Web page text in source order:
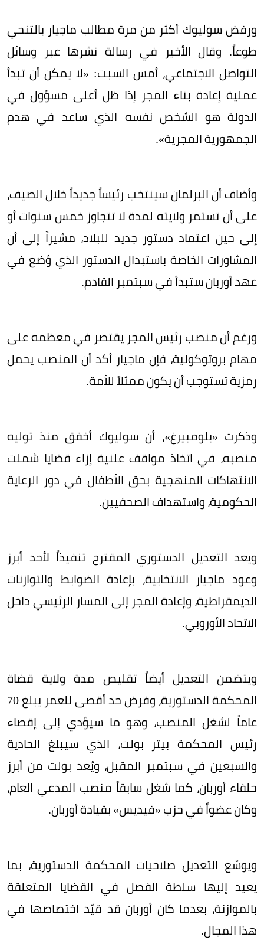
ورفض سوليوك أكثر من مرة مطالب ماجيار بالتنحي
طوعاً. وقال الأخير في رسالة نشرها عبر وسائل
التواصل الاجتماعي، أمس السبت: «لا يمكن أن تبدأ
عملية إعادة بناء المجر إذا ظل أعلى مسؤول في
الدولة هو الشخص نفسه الذي ساعد في هدم
الجمهورية المجرية».
وأضاف أن البرلمان سينتخب رئيساً جديداً خلال الصيف،
على أن تستمر ولايته لمدة لا تتجاوز خمس سنوات أو
إلى حين اعتماد دستور جديد للبلاد، مشيراً إلى أن
المشاورات الخاصة باستبدال الدستور الذي وُضع في
عهد أوربان ستبدأ في سبتمبر القادم.
ورغم أن منصب رئيس المجر يقتصر في معظمه على
مهام بروتوكولية، فإن ماجيار أكد أن المنصب يحمل
رمزية تستوجب أن يكون ممثلاً للأمة.
وذكرت «بلومبيرغ»، أن سوليوك أخفق منذ توليه
منصبه، في اتخاذ مواقف علنية إزاء قضايا شملت
الانتهاكات المنهجية بحق الأطفال في دور الرعاية
الحكومية، واستهداف الصحفيين.
ويعد التعديل الدستوري المقترح تنفيذاً لأحد أبرز
وعود ماجيار الانتخابية، بإعادة الضوابط والتوازنات
الديمقراطية، وإعادة المجر إلى المسار الرئيسي داخل
الاتحاد الأوروبي.
ويتضمن التعديل أيضاً تقليص مدة ولاية قضاة
المحكمة الدستورية، وفرض حد أقصى للعمر يبلغ 70
عاماً لشغل المنصب، وهو ما سيؤدي إلى إقصاء
رئيس المحكمة بيتر بولت، الذي سيبلغ الحادية
والسبعين في سبتمبر المقبل، ويُعد بولت من أبرز
حلفاء أوربان، كما شغل سابقاً منصب المدعي العام،
وكان عضواً في حزب «فيديس» بقيادة أوربان.
ويوسّع التعديل صلاحيات المحكمة الدستورية، بما
يعيد إليها سلطة الفصل في القضايا المتعلقة
بالموازنة، بعدما كان أوربان قد قيّد اختصاصها في
هذا المجال.